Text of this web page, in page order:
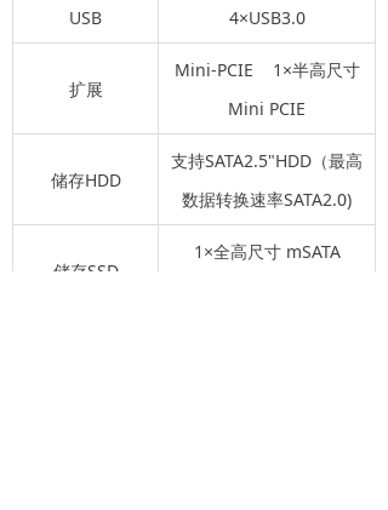
USB 4×USB3.0
扩展
Mini-PCIE 1×半高尺寸
Mini PCIE
储存HDD
支持SATA2.5"HDD（最高
数据转换速率SATA2.0)
储存SSD
1×全高尺寸 mSATA